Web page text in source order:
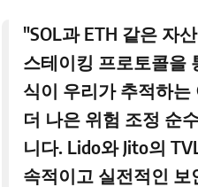
"SOL과 ETH 같은 자
스테이킹 프로토콜을
식이 우리가 추적하
더 나은 위험 조정 순
니다. Lido와 Jito의
속적이고 실전적인